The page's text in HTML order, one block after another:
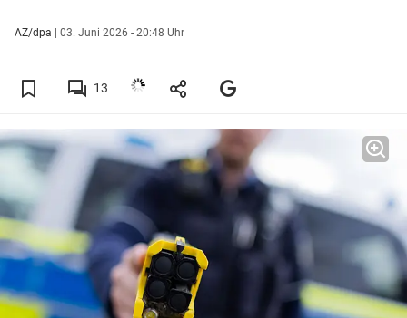
AZ/dpa | 03. Juni 2026 - 20:48 Uhr
13